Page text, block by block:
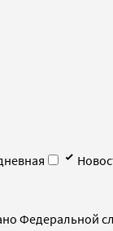
Федеральной